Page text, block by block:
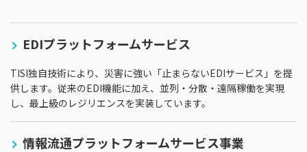
EDIプラットフォームサービス
TISI独自技術により、災害に強い「止まらないEDIサービス」を提
供します。従来のEDI機能に加え、並列・分散・遠隔稼働を実現
し、最上級のレジリエンスを実装しています。
情報流通プラットフォームサービス事業